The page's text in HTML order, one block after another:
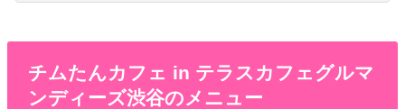
チムたんカフェ in テラスカフェグルマ
ンディーズ渋谷のメニュー